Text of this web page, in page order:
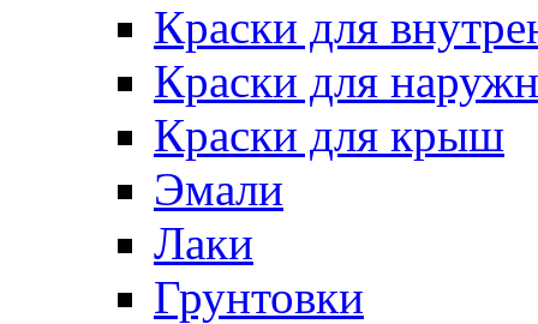
Краски для
Краски для
Краски для крыш
Эмали
Лаки
Грунтовки